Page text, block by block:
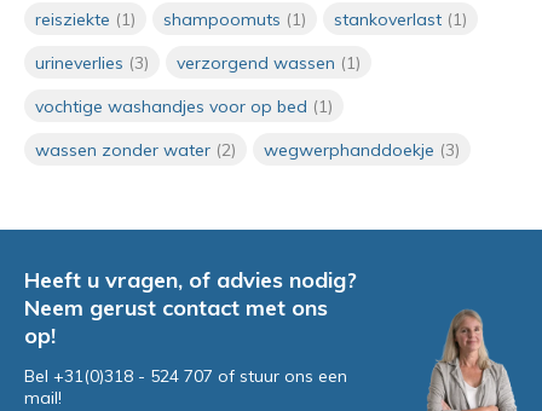
Wegwerpwashandjes in de zorg:
wassen zonder water
Huidverzorging en incontinentie
reisziekte (1) shampoomuts (1) stankoverlast (1)
urineverlies (3) verzorgend wassen (1)
vochtige washandjes voor op bed (1)
wassen zonder water (2) wegwerphanddoekje (3)
Heeft u vragen, of advies nodig?
Neem gerust contact met ons
op!
Bel +31(0)318 - 524 707 of stuur ons een
mail!